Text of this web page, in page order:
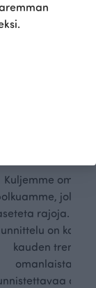
Kuljemme omaa,
jolla
rajoja.
on
kauden
omanlaista,